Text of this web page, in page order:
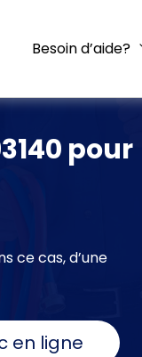
Besoin d’aide?
pour
ce cas, d’une
en ligne